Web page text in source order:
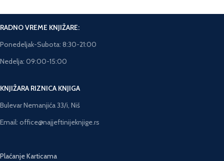
RADNO VREME KNJIŽARE:
Ponedeljak-Subota: 8:30-21:00
Nedelja: 09:00-15:00
KNJIŽARA RIZNICA KNJIGA
Bulevar Nemanjića 33/i, Niš
Email: office@najjeftinijeknjige.rs
Plaćanje Karticama